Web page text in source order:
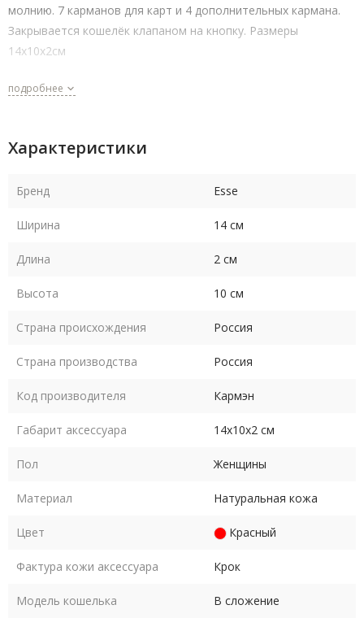
молнию. 7 карманов для карт и 4 дополнительных кармана.
Закрывается кошелёк клапаном на кнопку. Размеры
14х10х2см
подробнее
Характеристики
Бренд Esse
Ширина 14 см
Длина 2 см
Высота 10 см
Страна происхождения Россия
Страна производства Россия
Код производителя Кармэн
Габарит аксессуара 14х10х2 см
Пол Женщины
Материал Натуральная кожа
Цвет Красный
Фактура кожи аксессуара Крок
Модель кошелька В сложение